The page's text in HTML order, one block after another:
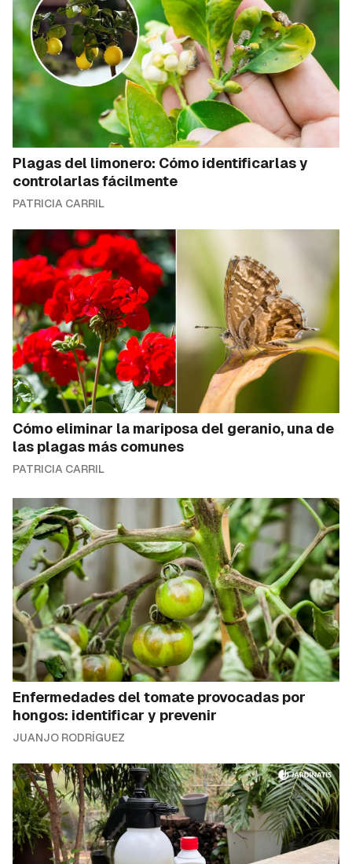
Plagas del limonero: Cómo identificarlas y
controlarlas fácilmente
PATRICIA CARRIL
Cómo eliminar la mariposa del geranio, una de
las plagas más comunes
PATRICIA CARRIL
Enfermedades del tomate provocadas por
hongos: identificar y prevenir
JUANJO RODRÍGUEZ